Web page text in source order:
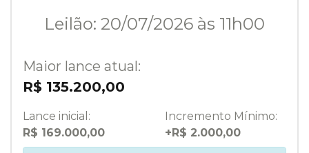
Leilão: 20/07/2026 às 11h00
Maior lance atual:
R$ 135.200,00
Lance inicial:
R$ 169.000,00
Incremento Mínimo:
+R$ 2.000,00